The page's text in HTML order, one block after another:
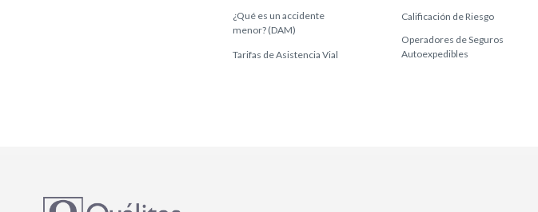
¿Qué es un accidente
menor? (DAM)
Tarifas de Asistencia Vial
Calificación de Riesgo
Operadores de Seguros
Autoexpedibles